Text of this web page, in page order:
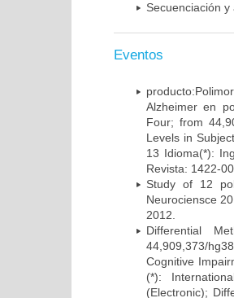
Secuenciación
Eventos
Alzheimer en
Four; from
Levels in
13 Idioma(*):
Revista: 1422-
Study of 12
Neurociensce
2012.
Differential
44,909,373/
Cognitive
(*):
(Electronic);